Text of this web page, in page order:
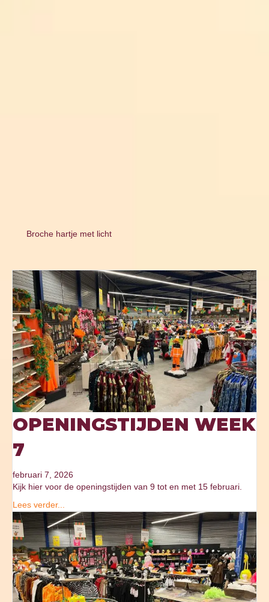
Broche hartje met licht
OPENINGSTIJDEN WEEK
7
februari 7, 2026
Kijk hier voor de openingstijden van 9 tot en met 15 februari.
Lees verder...